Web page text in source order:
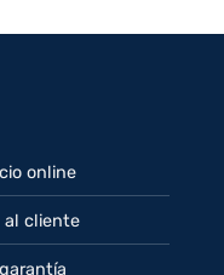
online
al cliente